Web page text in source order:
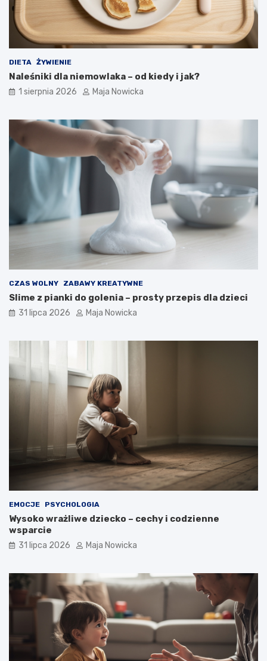
DIETA ŻYWIENIE
Naleśniki dla niemowlaka – od kiedy i jak?
1 sierpnia 2026 Maja Nowicka
CZAS WOLNY ZABAWY KREATYWNE
Slime z pianki do golenia – prosty przepis dla dzieci
31 lipca 2026 Maja Nowicka
EMOCJE PSYCHOLOGIA
Wysoko wrażliwe dziecko – cechy i codzienne
wsparcie
31 lipca 2026 Maja Nowicka